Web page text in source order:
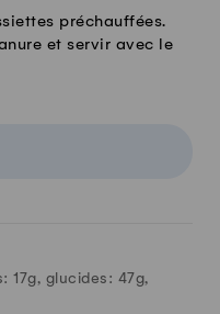
préchauffées.
et servir avec le
17g, glucides: 47g,